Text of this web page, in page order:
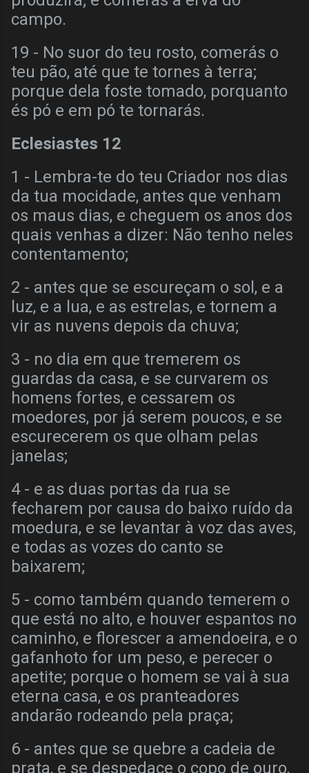
campo.
19 - No suor do teu rosto, comerás o
teu pão, até que te tornes à terra;
porque dela foste tomado, porquanto
és pó e em pó te tornarás.
Eclesiastes 12
1 - Lembra-te do teu Criador nos dias
da tua mocidade, antes que venham
os maus dias, e cheguem os anos dos
quais venhas a dizer: Não tenho neles
contentamento;
2 - antes que se escureçam o sol, e a
luz, e a lua, e as estrelas, e tornem a
vir as nuvens depois da chuva;
3 - no dia em que tremerem os
guardas da casa, e se curvarem os
homens fortes, e cessarem os
moedores, por já serem poucos, e se
escurecerem os que olham pelas
janelas;
4 - e as duas portas da rua se
fecharem por causa do baixo ruído da
moedura, e se levantar à voz das aves,
e todas as vozes do canto se
baixarem;
5 - como também quando temerem o
que está no alto, e houver espantos no
caminho, e florescer a amendoeira, e o
gafanhoto for um peso, e perecer o
apetite; porque o homem se vai à sua
eterna casa, e os pranteadores
andarão rodeando pela praça;
6 - antes que se quebre a cadeia de
prata, e se despedace o copo de ouro,